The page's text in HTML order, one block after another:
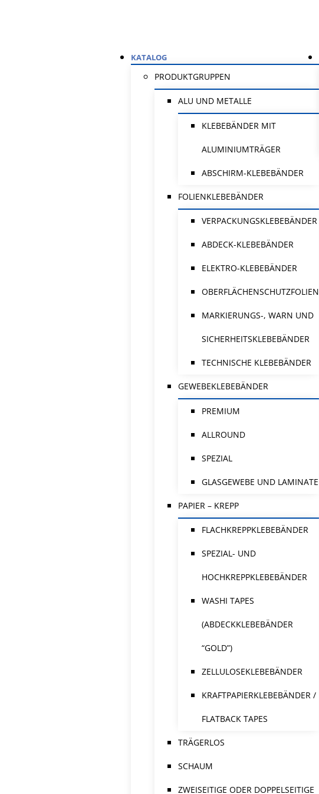
KATALOG
PRODUKTGRUPPEN
ALU UND METALLE
KLEBEBÄNDER MIT
ALUMINIUMTRÄGER
ABSCHIRM-KLEBEBÄNDER
FOLIENKLEBEBÄNDER
VERPACKUNGSKLEBEBÄNDER
ABDECK-KLEBEBÄNDER
ELEKTRO-KLEBEBÄNDER
OBERFLÄCHENSCHUTZFOLIEN
MARKIERUNGS-, WARN UND
SICHERHEITSKLEBEBÄNDER
TECHNISCHE KLEBEBÄNDER
GEWEBEKLEBEBÄNDER
PREMIUM
ALLROUND
SPEZIAL
GLASGEWEBE UND LAMINATE
PAPIER – KREPP
FLACHKREPPKLEBEBÄNDER
SPEZIAL- UND
HOCHKREPPKLEBEBÄNDER
WASHI TAPES
(ABDECKKLEBEBÄNDER
“GOLD”)
ZELLULOSEKLEBEBÄNDER
KRAFTPAPIERKLEBEBÄNDER /
FLATBACK TAPES
TRÄGERLOS
SCHAUM
ZWEISEITIGE ODER DOPPELSEITIGE